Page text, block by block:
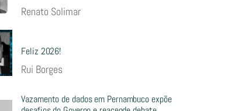
Renato Solimar
Feliz 2026!
Rui Borges
Vazamento de dados em Pernambuco expõe